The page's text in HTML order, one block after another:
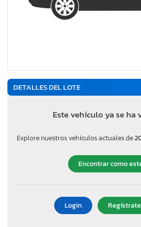
DETALLES DEL LOTE
Este vehículo ya se ha
Explore nuestros vehículos actuales de
Encontrar como
Login